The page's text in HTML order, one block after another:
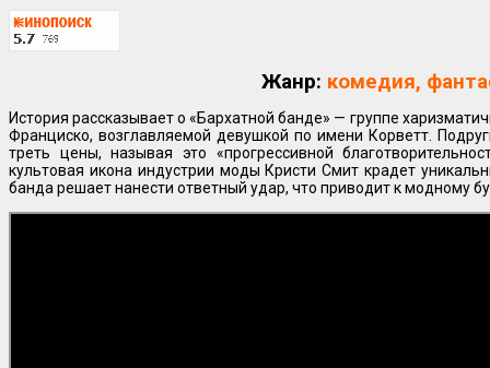
Жанр: комедия,
История рассказывает о «Бархатной банде» — группе
Франциско, возглавляемой девушкой по имени Корветт.
треть цены, называя это «прогрессивной
культовая икона индустрии моды Кристи Смит крадет
банда решает нанести ответный удар, что приводит к модному